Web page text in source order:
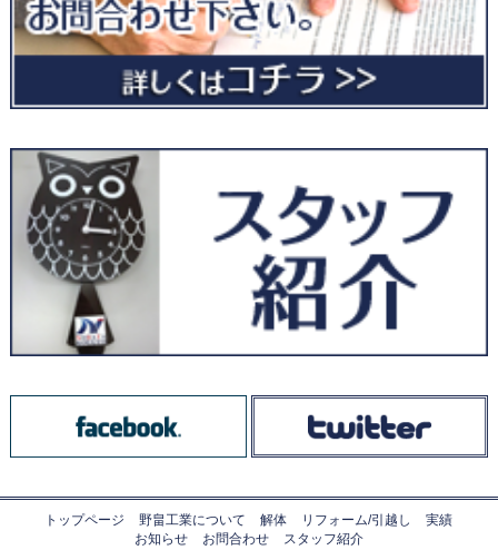
トップページ 野畠工業について 解体 リフォーム/引越し
実績
お知らせ
お問合わせ スタッフ紹介